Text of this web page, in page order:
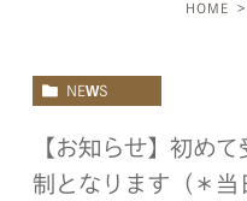
HOME
NEWS
【お知らせ】初め
制となります（＊当